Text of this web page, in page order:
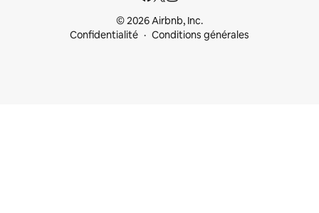
© 2026 Airbnb, Inc.
Confidentialité
Conditions générales